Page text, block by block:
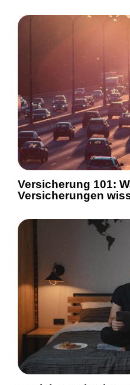
Versicherung 101:
Versicherungen